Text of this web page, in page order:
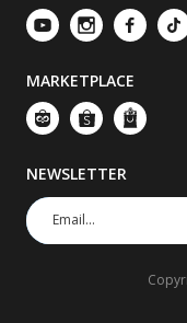
MARKETPLACE
NEWSLETTER